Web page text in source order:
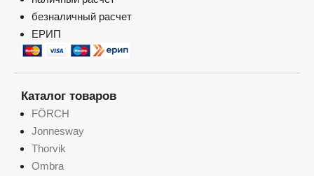
безналичный расчет
ЕРИП
Каталог товаров
FÖRCH
Jonnesway
Thorvik
Ombra